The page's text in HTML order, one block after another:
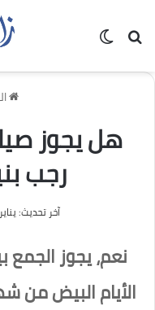
بحث عن
هل يجوز
رجب
آخر تحديث: يناير 13, 2025
نعم، يجوز الجمع
الأيام البيض من